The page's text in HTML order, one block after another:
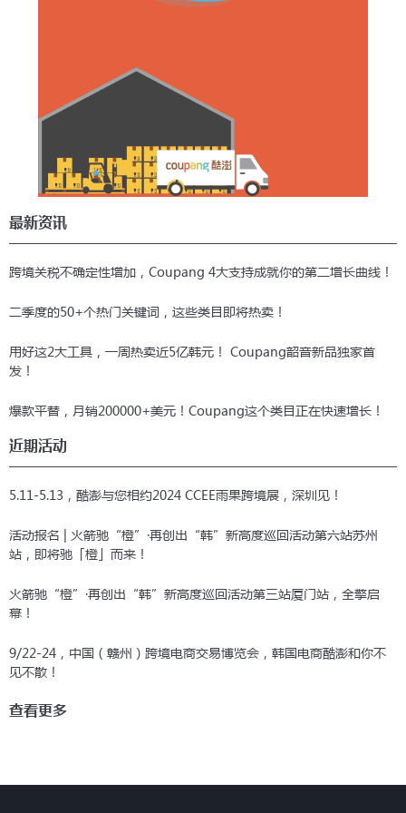
最新资讯
跨境关税不确定性增加，Coupang 4大支持成就你的第二增长曲线！
二季度的50+个热门关键词，这些类目即将热卖！
用好这2大工具，一周热卖近5亿韩元！ Coupang韶音新品独家首
发！
爆款平替，月销200000+美元！Coupang这个类目正在快速增长！
近期活动
5.11-5.13，酷澎与您相约2024 CCEE雨果跨境展，深圳见！
活动报名 | 火箭驰“橙”·再创出“韩”新高度巡回活动第六站苏州
站，即将驰「橙」而来！
火箭驰“橙”·再创出“韩”新高度巡回活动第三站厦门站，全擎启
幕！
9/22-24，中国（赣州）跨境电商交易博览会，韩国电商酷澎和你不
见不散！
查看更多